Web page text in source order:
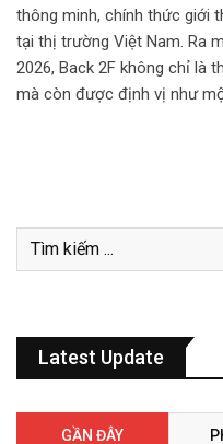
thông minh, chính thức giới
tại thị trường Việt Nam. Ra
2026, Back 2F không chỉ là
mà còn được định vị như
Latest Update
GẦN ĐÂY